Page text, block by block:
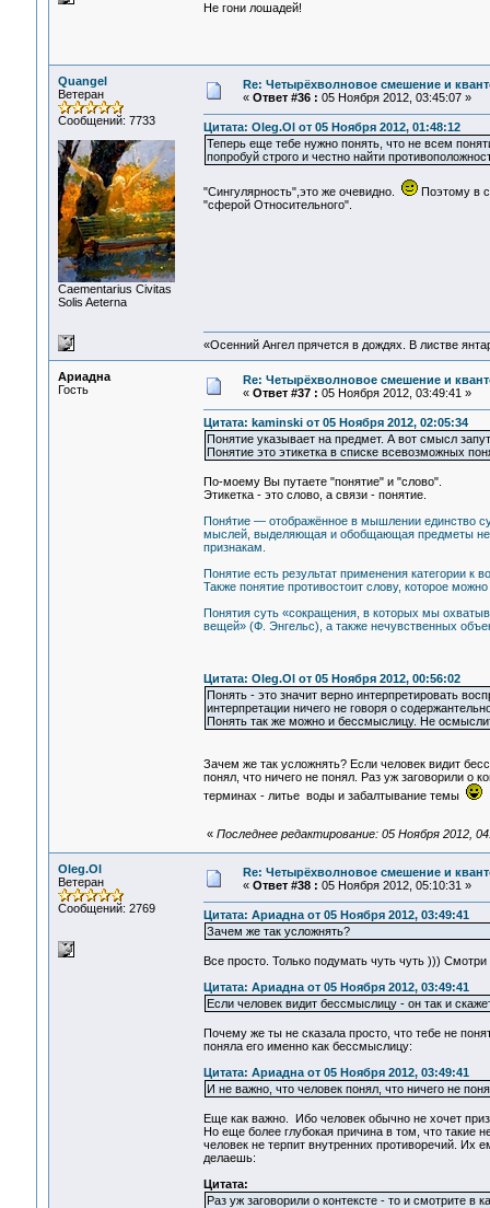
Не гони лошадей!
Quangel
Ветеран
Сообщений: 7733
Сaementarius Civitas
Solis Aeterna
Re: Четырёхволновое смешение и
« Ответ #36 : 05 Ноября 2012, 03:45:07 »
Цитата: Oleg.Ol от 05 Ноября 2012, 01:48:12
Теперь еще тебе нужно понять, что не всем
попробуй строго и честно найти
"Сингулярность",это же очевидно.
Поэтому в
"сферой Относительного".
«Осенний Ангел прячется в дождях. В листве
Ариадна
Гость
Re: Четырёхволновое смешение и
« Ответ #37 : 05 Ноября 2012, 03:49:41 »
Цитата: kaminski от 05 Ноября 2012, 02:05:34
Понятие указывает на предмет. А вот смысл
Понятие это этикетка в списке всевозможных
По-моему Вы путаете "понятие" и "слово".
Этикетка - это слово, а связи - понятие.
Поня́тие — отображённое в мышлении единство
мыслей, выделяющая и обобщающая предметы
признакам.
Понятие есть результат применения категории к
Также понятие противостоит слову, которое можно
Понятия суть «сокращения, в которых мы
вещей» (Ф. Энгельс), а также нечувственных
Цитата: Oleg.Ol от 05 Ноября 2012, 00:56:02
Понять - это значит верно интерпретировать
интерпретации ничего не говоря о
Понять так же можно и бессмыслицу. Не
Зачем же так усложнять? Если человек видит
понял, что ничего не понял. Раз уж заговорили о
терминах - литье воды и забалтывание темы
« Последнее редактирование: 05 Ноября 2012,
Oleg.Ol
Ветеран
Сообщений: 2769
Re: Четырёхволновое смешение и
« Ответ #38 : 05 Ноября 2012, 05:10:31 »
Цитата: Ариадна от 05 Ноября 2012, 03:49:41
Зачем же так усложнять?
Все просто. Только подумать чуть чуть )))
Цитата: Ариадна от 05 Ноября 2012, 03:49:41
Если человек видит бессмыслицу - он так и
Почему же ты не сказала просто, что тебе не
поняла его именно как бессмыслицу:
Цитата: Ариадна от 05 Ноября 2012, 03:49:41
И не важно, что человек понял, что ничего не
Еще как важно. Ибо человек обычно не хочет
Но еще более глубокая причина в том, что такие
человек не терпит внутренних противоречий. Их
делаешь:
Цитата:
Раз уж заговорили о контексте - то и смотрите в